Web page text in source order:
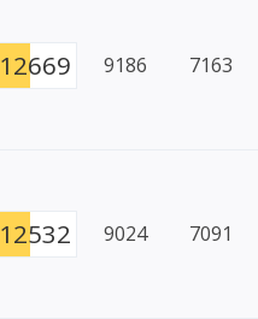
12669 9186 7163
12532 9024 7091